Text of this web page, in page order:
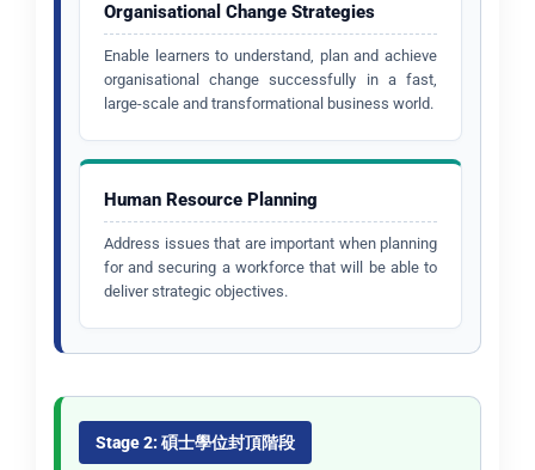
Organisational Change Strategies
Enable learners to understand, plan and achieve
organisational change successfully in a fast,
large-scale and transformational business world.
Human Resource Planning
Address issues that are important when planning
for and securing a workforce that will be able to
deliver strategic objectives.
Stage 2: 碩士學位封頂階段